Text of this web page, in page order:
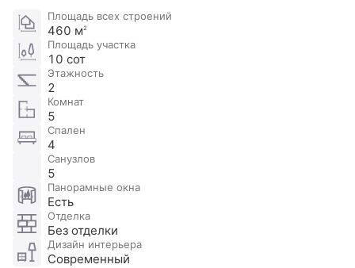
Площадь всех строений
460 м2
Площадь участка
10 сот
Этажность
2
Комнат
5
Спален
4
Санузлов
5
Панорамные окна
Есть
Отделка
Без отделки
Дизайн интерьера
Современный